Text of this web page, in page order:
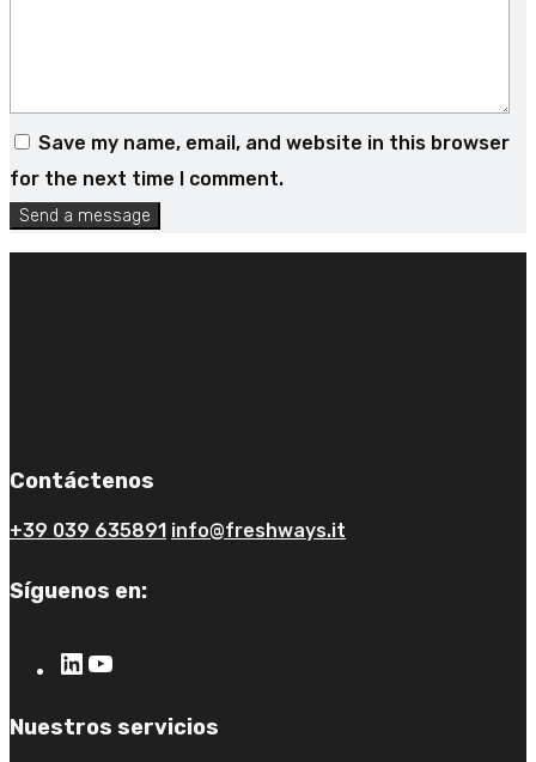
Save my name, email, and website in this browser
for the next time I comment.
Send a message
Contáctenos
+39 039 635891 info@freshways.it
Síguenos en:
Nuestros servicios